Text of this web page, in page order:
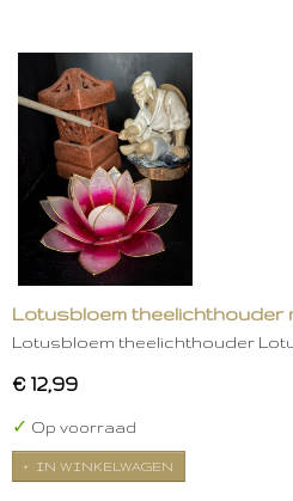
Lotusbloem theelichthouder
Lotusbloem theelichthouder
€ 12,99
✓ Op voorraad
IN WINKELWAGEN